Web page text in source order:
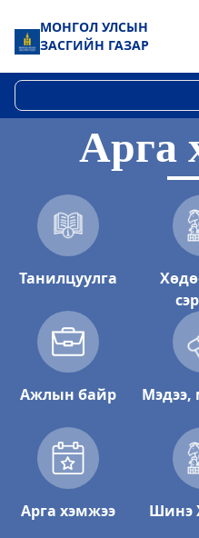
МОНГОЛ УЛСЫН
ЗАСГИЙН ГАЗАР
Арга
Танилцуулга
Ажлын байр Мэдээ,
Арга хэмжээ Шинэ